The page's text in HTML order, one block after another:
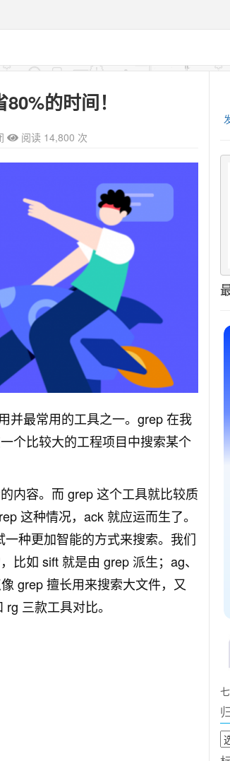
的时间！
阅读 14,800 次
并最常用的工具之一。grep 在我
个比较大的工程项目中搜索某个
内容。而 grep 这个工具就比较质
这种情况，ack 就应运而生了。
种更加智能的方式来搜索。我们
如 sift 就是由 grep 派生；ag、
grep 擅长用来搜索大文件，又
三款工具对比。
归
档